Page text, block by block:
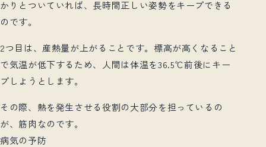
かりとついていれば、長時間正しい姿勢をキープできる
のです。
2つ目は、産熱量が上がることです。標高が高くなること
で気温が低下するため、人間は体温を36.5℃前後にキー
プしようとします。
その際、熱を発生させる役割の大部分を担っているの
が、筋肉なのです。
病気の予防